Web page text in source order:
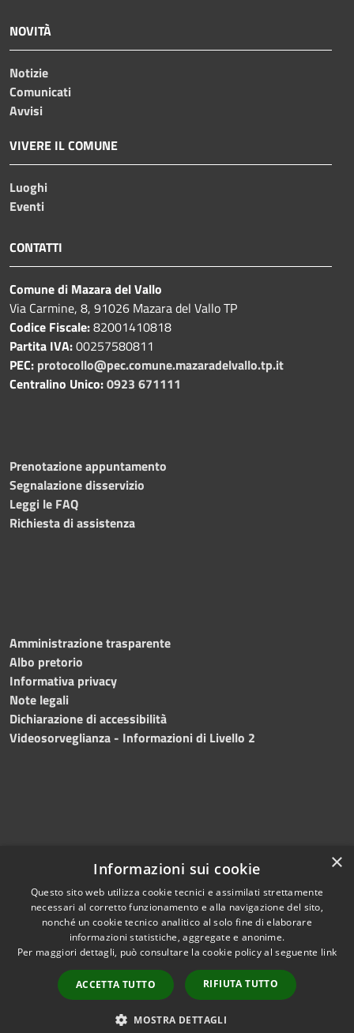
NOVITÀ
Notizie
Comunicati
Avvisi
VIVERE IL COMUNE
Luoghi
Eventi
CONTATTI
Comune di Mazara del Vallo
Via Carmine, 8, 91026 Mazara del Vallo TP
Codice Fiscale:82001410818
Partita IVA:00257580811
PEC: protocollo@pec.comune.mazaradelvallo.tp.it
Centralino Unico:0923 671111
Prenotazione appuntamento
Segnalazione disservizio
Leggi le FAQ
Richiesta di assistenza
Amministrazione trasparente
Albo pretorio
Informativa privacy
Note legali
Dichiarazione di accessibilità
Videosorveglianza - Informazioni di Livello 2
Accessibilità
Privacy
Mappa del sito
Fatturazione Elettronica
Copyright © 2024 •
Comune di Mazara del
Vallo• Powered
byMunicipium• Redazione
×
Informazioni sui cookie
Questo sito web utilizza cookie tecnici e assimilati strettamente
necessari al corretto funzionamento e alla navigazione del sito,
nonché un cookie tecnico analitico al solo fine di elaborare
informazioni statistiche, aggregate e anonime.
Per maggiori dettagli, può consultare la cookie policy al seguente link
ACCETTA TUTTO RIFIUTA TUTTO
MOSTRA DETTAGLI